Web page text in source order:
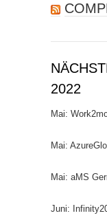
2022
Mai:
Mai:
Mai: aMS
Juni: